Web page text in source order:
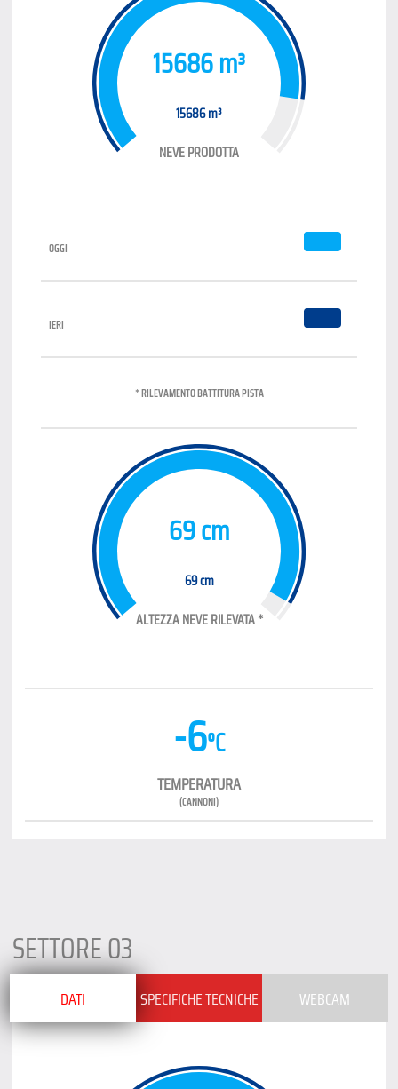
NEVE PRODOTTA
15686 m³
15686 m³
OGGI
IERI
* RILEVAMENTO BATTITURA PISTA
ALTEZZA NEVE RILEVATA *
69 cm
69 cm
-6°C
TEMPERATURA
(CANNONI)
SETTORE 03
DATI SPECIFICHE TECNICHE WEBCAM